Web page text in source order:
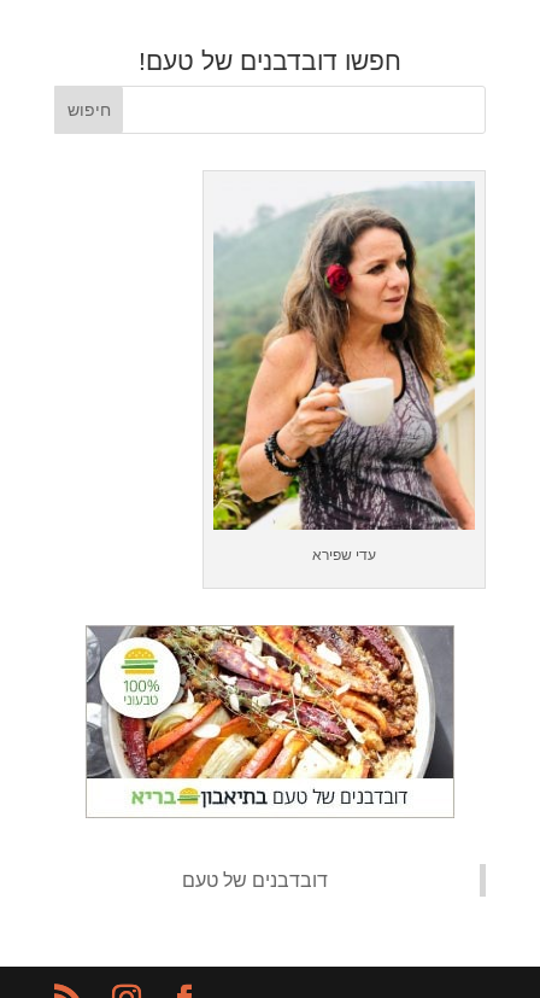
חפשו דובדבנים של טעם!
עדי שפירא
‏דובדבנים של טעם‏